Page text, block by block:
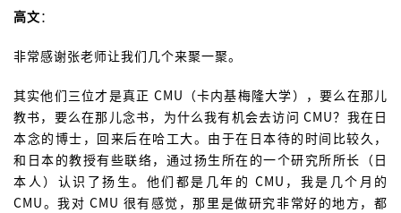
高文：
非常感谢张老师让我们几个来聚一聚。
其实他们三位才是真正 CMU（卡内基梅隆大学），要么在那儿
教书，要么在那儿念书，为什么我有机会去访问 CMU？我在日
本念的博士，回来后在哈工大。由于在日本待的时间比较久，
和日本的教授有些联络，通过扬生所在的一个研究所所长（日
本人）认识了扬生。他们都是几年的 CMU，我是几个月的
CMU。我对 CMU 很有感觉，那里是做研究非常好的地方，都